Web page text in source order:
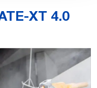
4.0 – PDF
XT 4.0